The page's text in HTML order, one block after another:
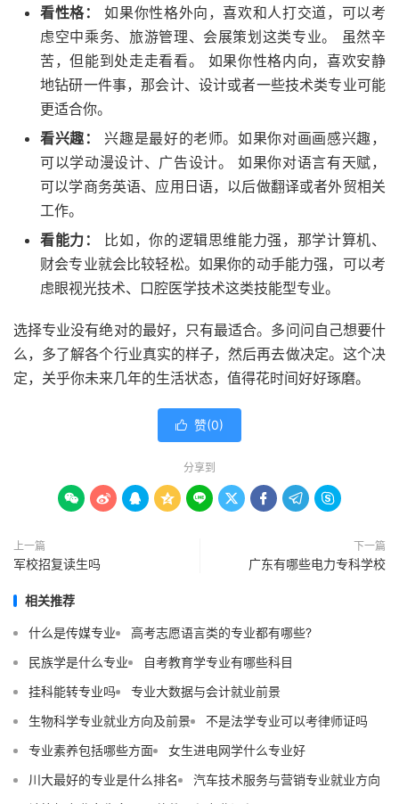
看性格：
如果你性格外向，喜欢和人打交道，可以考
虑空中乘务、旅游管理、会展策划这类专业。 虽然辛
苦，但能到处走走看看。 如果你性格内向，喜欢安静
地钻研一件事，那会计、设计或者一些技术类专业可能
更适合你。
看兴趣：
兴趣是最好的老师。如果你对画画感兴趣，
可以学动漫设计、广告设计。 如果你对语言有天赋，
可以学商务英语、应用日语，以后做翻译或者外贸相关
工作。
看能力：
比如，你的逻辑思维能力强，那学计算机、
财会专业就会比较轻松。如果你的动手能力强，可以考
虑眼视光技术、口腔医学技术这类技能型专业。
选择专业没有绝对的最好，只有最适合。多问问自己想要什
么，多了解各个行业真实的样子，然后再去做决定。这个决
定，关乎你未来几年的生活状态，值得花时间好好琢磨。
 赞(0)
分享到
        
上一篇
军校招复读生吗
下一篇
广东有哪些电力专科学校
相关推荐
什么是传媒专业
高考志愿语言类的专业都有哪些?
民族学是什么专业
自考教育学专业有哪些科目
挂科能转专业吗
专业大数据与会计就业前景
生物科学专业就业方向及前景
不是法学专业可以考律师证吗
专业素养包括哪些方面
女生进电网学什么专业好
川大最好的专业是什么排名
汽车技术服务与营销专业就业方向